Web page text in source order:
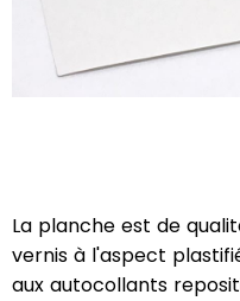
La planche est de
vernis à l'aspect
aux autocollants